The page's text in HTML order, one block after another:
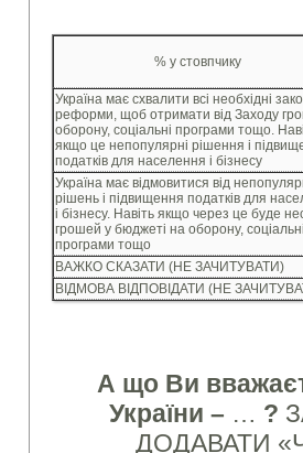
% у стовпчику
Україна має схвалити всі необхідні
реформи, щоб отримати від Заходу
оборону, соціальні програми тощо.
якщо це непопулярні рішення і
податків для населення і бізнесу
Україна має відмовитися від
рішень і підвищення податків для
і бізнесу. Навіть якщо через це буде
грошей у бюджеті на оборону, соціальні
програми тощо
ВАЖКО СКАЗАТИ (НЕ ЗАЧИТУВАТИ)
ВІДМОВА ВІДПОВІДАТИ (НЕ
А що Ви
України – … ?
ДОДАВАТИ